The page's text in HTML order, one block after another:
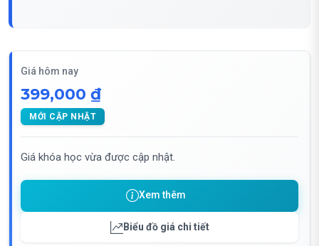
Giá hôm nay
399,000 ₫
MỚI CẬP NHẬT
Giá khóa học vừa được cập nhật.
Xem thêm
Biểu đồ giá chi tiết